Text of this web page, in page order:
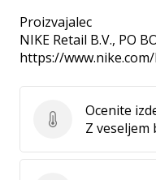
Proizvajalec
NIKE Retail B.V., PO
https://
Ocenite izdelek
Ocenite
Z veseljem